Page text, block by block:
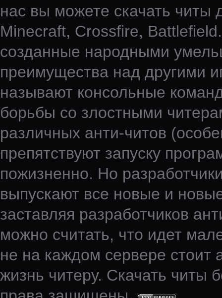
нас вы можете скачать читы
Minecraft, Crossfire,
созданные народными
преимущества над другими
называют консольные
борьбы со злостными
различных анти-читов
препятствуют запуску
пожизненно. Но
выпускают все новые и
заставляя разработчиков
можно считать, что идет
не на каждом сервере стоит
жизнь читеру. Скачать читы